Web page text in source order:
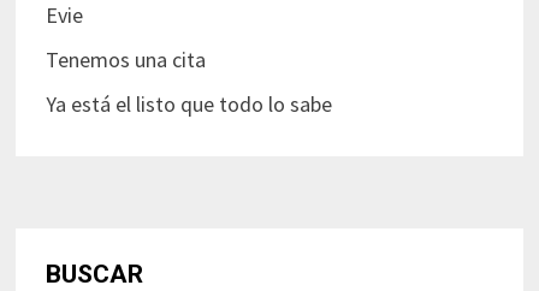
Evie
Tenemos una cita
Ya está el listo que todo lo sabe
BUSCAR